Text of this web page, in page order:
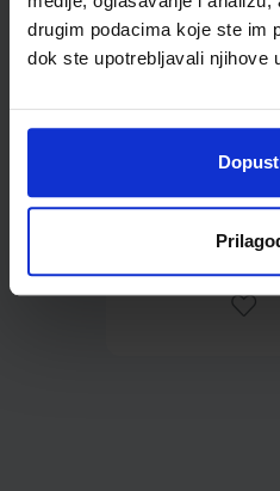
drugim podacima koje ste im
dok ste upotrebljavali njihove
0,85 €